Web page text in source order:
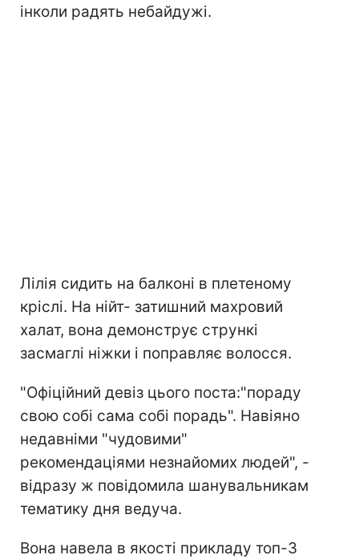
інколи радять небайдужі.
Лілія сидить на балконі в плетеному
кріслі. На нійт- затишний махровий
халат, вона демонструє стрункі
засмаглі ніжки і поправляє волосся.
"Офіційний девіз цього поста:"пораду
свою собі сама собі порадь". Навіяно
недавніми "чудовими"
рекомендаціями незнайомих людей", -
відразу ж повідомила шанувальникам
тематику дня ведуча.
Вона навела в якості прикладу топ-3